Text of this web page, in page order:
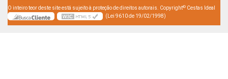
O inteiro teor deste site está sujeito à proteção de direitos autorais. Copyright© Cestas Ideal
(Lei 9610 de 19/02/1998)